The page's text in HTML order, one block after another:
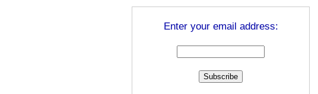
Enter your email address: